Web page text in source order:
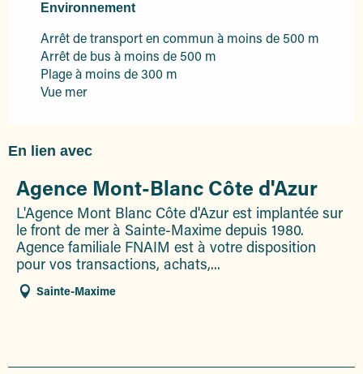
Environnement
Environnement
Arrêt de transport en commun à moins de 500 m
Arrêt de bus à moins de 500 m
Plage à moins de 300 m
Vue mer
En lien avec
Agence Mont-Blanc Côte d'Azur
L'Agence Mont Blanc Côte d'Azur est implantée sur
le front de mer à Sainte-Maxime depuis 1980.
Agence familiale FNAIM est à votre disposition
pour vos transactions, achats,...
Sainte-Maxime